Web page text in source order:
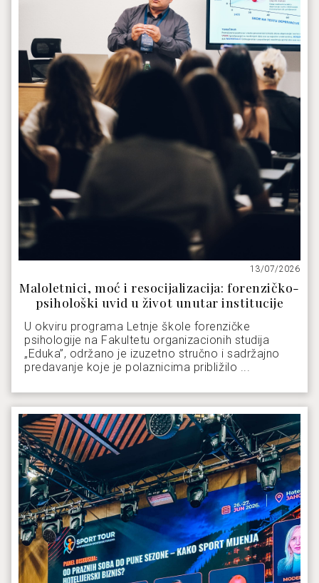
13/07/2026
Maloletnici, moć i resocijalizacija: forenzičko-
psihološki uvid u život unutar institucije
U okviru programa Letnje škole forenzičke
psihologije na Fakultetu organizacionih studija
„Eduka”, održano je izuzetno stručno i sadržajno
predavanje koje je polaznicima približilo ...